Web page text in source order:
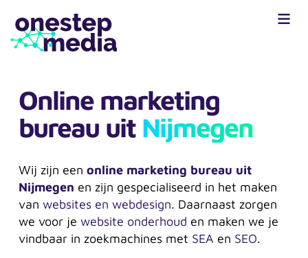
Online marketing
bureau uit Nijmegen
Wij zijn een online marketing bureau uit
Nijmegen en zijn gespecialiseerd in het maken
van websites en webdesign. Daarnaast zorgen
we voor je website onderhoud en maken we je
vindbaar in zoekmachines met SEA en SEO.